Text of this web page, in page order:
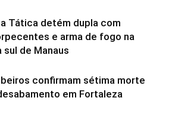
Tática detém dupla com
e arma de fogo na
sul de Manaus
confirmam sétima morte
em Fortaleza